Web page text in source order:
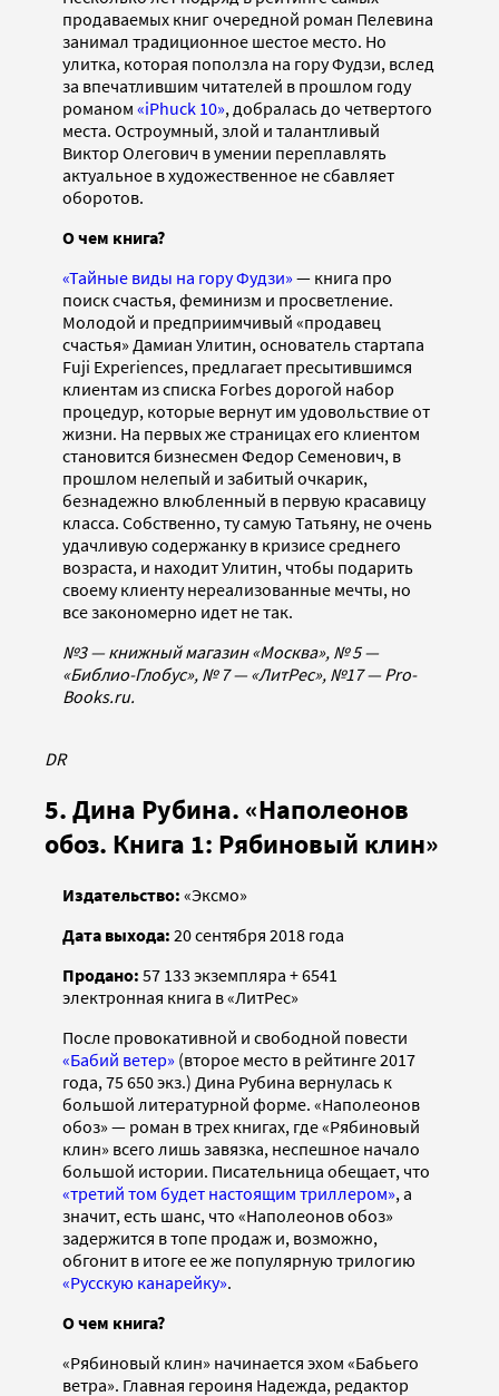
продаваемых книг очередной роман Пелевина
занимал традиционное шестое место. Но
улитка, которая поползла на гору Фудзи, вслед
за впечатлившим читателей в прошлом году
романом «iPhuck 10», добралась до четвертого
места. Остроумный, злой и талантливый
Виктор Олегович в умении переплавлять
актуальное в художественное не сбавляет
оборотов.
О чем книга?
«Тайные виды на гору Фудзи» — книга про
поиск счастья, феминизм и просветление.
Молодой и предприимчивый «продавец
счастья» Дамиан Улитин, основатель стартапа
Fuji Experiences, предлагает пресытившимся
клиентам из списка Forbes дорогой набор
процедур, которые вернут им удовольствие от
жизни. На первых же страницах его клиентом
становится бизнесмен Федор Семенович, в
прошлом нелепый и забитый очкарик,
безнадежно влюбленный в первую красавицу
класса. Собственно, ту самую Татьяну, не очень
удачливую содержанку в кризисе среднего
возраста, и находит Улитин, чтобы подарить
своему клиенту нереализованные мечты, но
все закономерно идет не так.
№3 — книжный магазин «Москва», № 5 —
«Библио-Глобус», № 7 — «ЛитРес», №17 — Pro-
Books.ru.
DR
5. Дина Рубина. «Наполеонов
обоз. Книга 1: Рябиновый клин»
Издательство: «Эксмо»
Дата выхода: 20 сентября 2018 года
Продано: 57 133 экземпляра + 6541
электронная книга в «ЛитРес»
После провокативной и свободной повести
«Бабий ветер» (второе место в рейтинге 2017
года, 75 650 экз.) Дина Рубина вернулась к
большой литературной форме. «Наполеонов
обоз» — роман в трех книгах, где «Рябиновый
клин» всего лишь завязка, неспешное начало
большой истории. Писательница обещает, что
«третий том будет настоящим триллером», а
значит, есть шанс, что «Наполеонов обоз»
задержится в топе продаж и, возможно,
обгонит в итоге ее же популярную трилогию
«Русскую канарейку».
О чем книга?
«Рябиновый клин» начинается эхом «Бабьего
ветра». Главная героиня Надежда, редактор